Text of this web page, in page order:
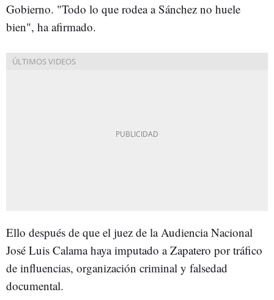
Gobierno. "Todo lo que rodea a Sánchez no huele
bien", ha afirmado.
Ello después de que el juez de la Audiencia Nacional
José Luis Calama haya imputado a Zapatero por tráfico
de influencias, organización criminal y falsedad
documental.